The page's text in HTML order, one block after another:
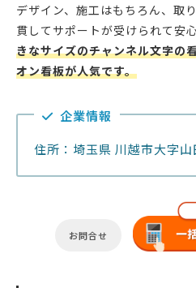
デザイン、施工はもちろん、取
貫してサポートが受けられて安心
きなサイズのチャンネル文字の
オン看板が人気です。
企業情報
住所：埼玉県 川越市大字
お問合せ